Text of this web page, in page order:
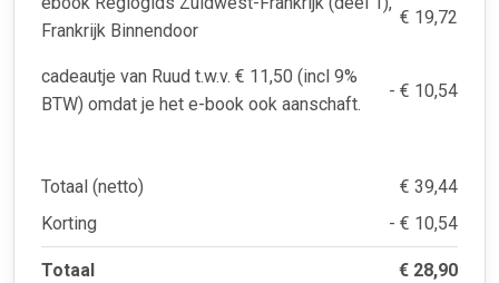
Frankrijk Binnendoor
€ 19,72
cadeautje van Ruud t.w.v. € 11,50 (incl 9%
BTW) omdat je het e-book ook aanschaft.
- € 10,54
Totaal (netto)
€ 39,44
Korting
- € 10,54
Totaal € 28,90